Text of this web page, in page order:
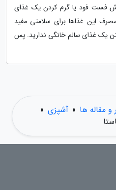
فست فود یا گرم کردن یک غذای
این غذاها برای سلامتی مفید
یک غذای سالم خانگی ندارید. پس
و مقاله ها » آشپزی »